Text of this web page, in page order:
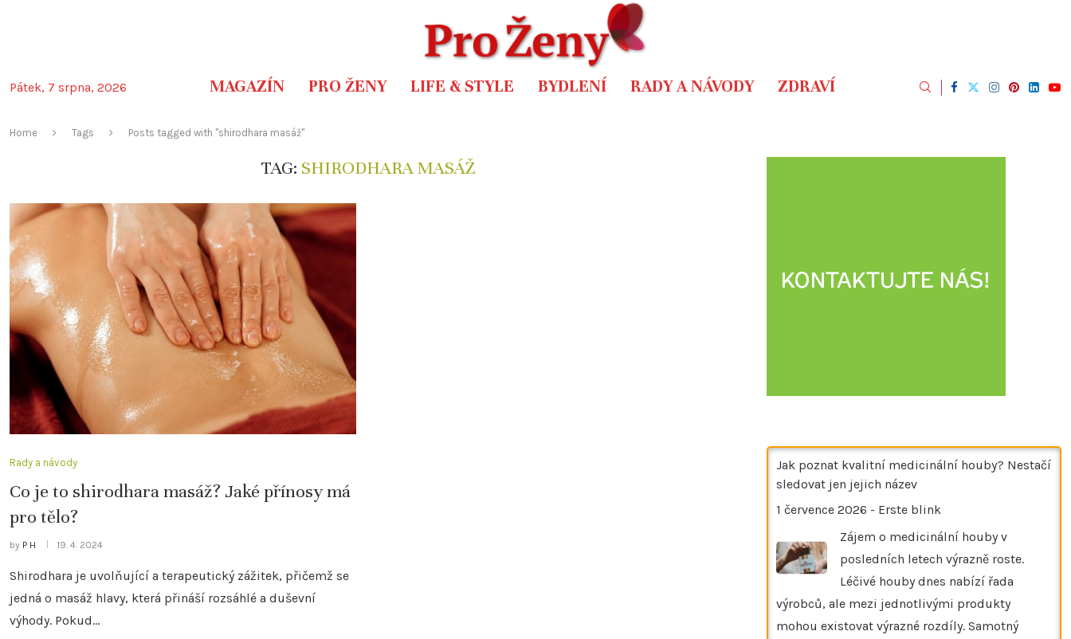
Pátek, 7 srpna, 2026 MAGAZÍN PRO ŽENY LIFE & STYLE BYDLENÍ RADY A NÁVODY ZDRAVÍ
Home Tags Posts tagged with "shirodhara masáž"
TAG: SHIRODHARA MASÁŽ
Rady a návody
Co je to shirodhara masáž? Jaké přínosy má
pro tělo?
by P H 19. 4. 2024
Shirodhara je uvolňující a terapeutický zážitek, přičemž se
jedná o masáž hlavy, která přináší rozsáhlé a duševní
výhody. Pokud…
Jak poznat kvalitní medicinální houby? Nestačí
sledovat jen jejich název
1 července 2026 - Erste blink
Zájem o medicinální houby v
posledních letech výrazně roste.
Léčivé houby dnes nabízí řada
výrobců, ale mezi jednotlivými produkty
mohou existovat výrazné rozdíly. Samotný